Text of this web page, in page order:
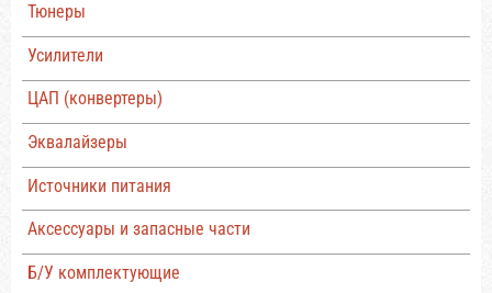
Тюнеры
Усилители
ЦАП (конвертеры)
Эквалайзеры
Источники питания
Аксессуары и запасные части
Б/У комплектующие